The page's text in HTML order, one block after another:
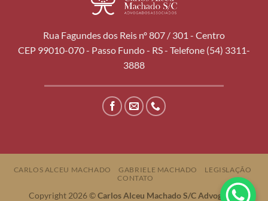
Rua Fagundes dos Reis nº 807 / 301 - Centro
CEP 99010-070 - Passo Fundo - RS - Telefone (54) 3311-
3888
CARLOS ALCEU MACHADO GABRIELE MACHADO
LEGISLAÇÃO
CONTATO
Copyright 2026 ©Carlos Alceu Machado S/C Advogados